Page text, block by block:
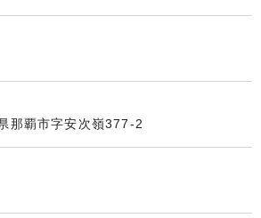
覇市字安次嶺377-2